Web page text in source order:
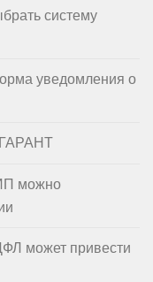
систему
уведомления о
ГАРАНТ
можно
может привести